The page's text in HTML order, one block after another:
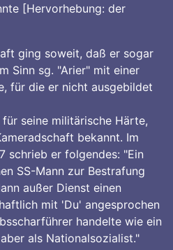
[Hervorhebung: der
ging soweit, daß er sogar
Sinn sg. "Arier" mit einer
für die er nicht ausgebildet
seine militärische Härte,
bekannt. Im
schrieb er folgendes: "Ein
SS-Mann zur Bestrafung
außer Dienst einen
mit 'Du' angesprochen
handelte wie ein
als Nationalsozialist."